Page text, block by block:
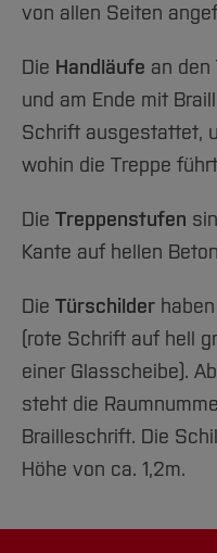
von allen Seiten
Die Handläufe an den
und am Ende mit
Schrift ausgestattet,
wohin die Treppe
Die Treppenstufen
Kante auf hellen
Die Türschilder
(rote Schrift auf hell
einer Glasscheibe).
steht die
Brailleschrift. Die
Höhe von ca. 1,2m.